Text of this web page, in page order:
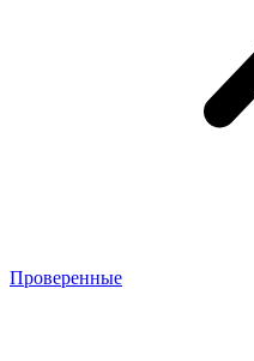
Проверенные